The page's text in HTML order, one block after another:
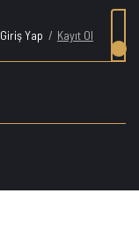
Giriş Yap / Kayıt Ol